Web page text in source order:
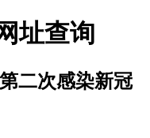
址查询
二次感染新冠